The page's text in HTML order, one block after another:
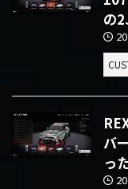
の
バ
っ